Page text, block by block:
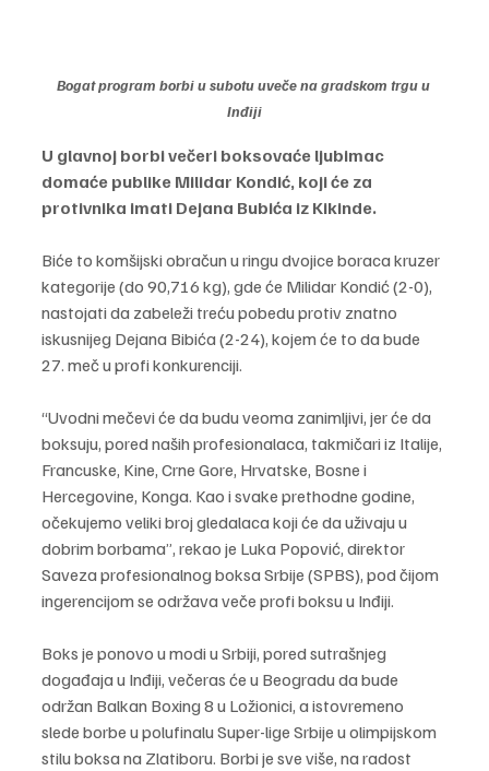
Bogat program borbi u subotu uveče na gradskom trgu u
Inđiji
U glavnoj borbi večeri boksovaće ljubimac
domaće publike Milidar Kondić, koji će za
protivnika imati Dejana Bubića iz Kikinde.
Biće to komšijski obračun u ringu dvojice boraca kruzer
kategorije (do 90,716 kg), gde će Milidar Kondić (2-0),
nastojati da zabeleži treću pobedu protiv znatno
iskusnijeg Dejana Bibića (2-24), kojem će to da bude
27. meč u profi konkurenciji.
“Uvodni mečevi će da budu veoma zanimljivi, jer će da
boksuju, pored naših profesionalaca, takmičari iz Italije,
Francuske, Kine, Crne Gore, Hrvatske, Bosne i
Hercegovine, Konga. Kao i svake prethodne godine,
očekujemo veliki broj gledalaca koji će da uživaju u
dobrim borbama”, rekao je Luka Popović, direktor
Saveza profesionalnog boksa Srbije (SPBS), pod čijom
ingerencijom se održava veče profi boksu u Inđiji.
Boks je ponovo u modi u Srbiji, pored sutrašnjeg
događaja u Inđiji, večeras će u Beogradu da bude
održan Balkan Boxing 8 u Ložionici, a istovremeno
slede borbe u polufinalu Super-lige Srbije u olimpijskom
stilu boksa na Zlatiboru. Borbi je sve više, na radost